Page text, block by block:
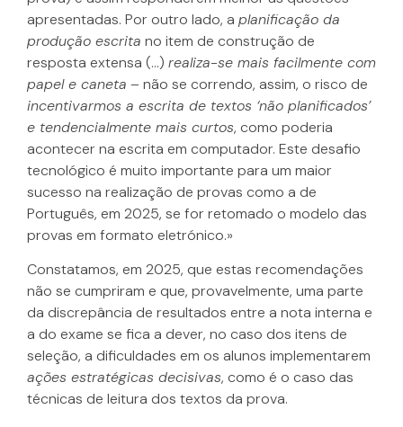
apresentadas. Por outro lado, a planificação da
produção escrita no item de construção de
resposta extensa (…) realiza-se mais facilmente com
papel e caneta – não se correndo, assim, o risco de
incentivarmos a escrita de textos ‘não planificados’
e tendencialmente mais curtos, como poderia
acontecer na escrita em computador. Este desafio
tecnológico é muito importante para um maior
sucesso na realização de provas como a de
Português, em 2025, se for retomado o modelo das
provas em formato eletrónico.»
Constatamos, em 2025, que estas recomendações
não se cumpriram e que, provavelmente, uma parte
da discrepância de resultados entre a nota interna e
a do exame se fica a dever, no caso dos itens de
seleção, a dificuldades em os alunos implementarem
ações estratégicas decisivas, como é o caso das
técnicas de leitura dos textos da prova.